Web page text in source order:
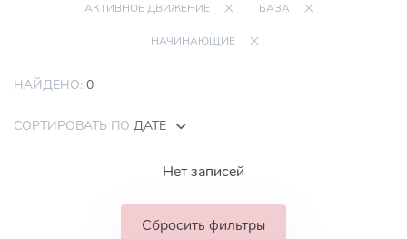
АКТИВНОЕ ДВИЖЕНИЕ БАЗА
НАЧИНАЮЩИЕ
НАЙДЕНО: 0
СОРТИРОВАТЬ ПО ДАТЕ
Нет записей
Сбросить фильтры